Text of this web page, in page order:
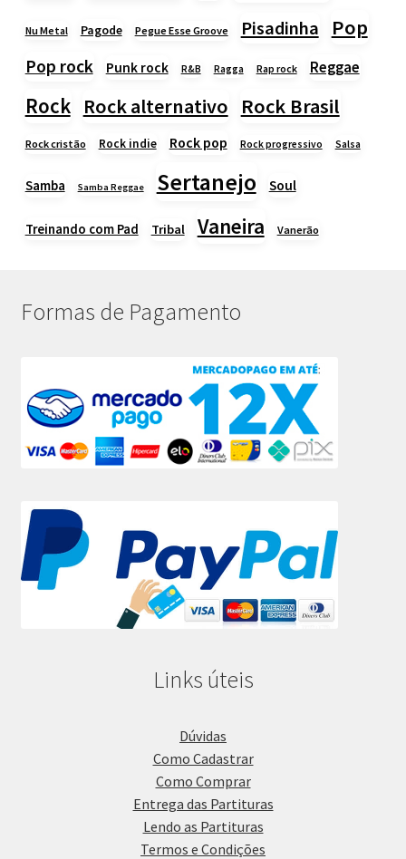
Nu Metal Pagode Pegue Esse Groove Pisadinha Pop
Pop rock Punk rock R&B Ragga Rap rock Reggae
Rock Rock alternativo Rock Brasil
Rock cristão Rock indie Rock pop Rock progressivo Salsa
Samba Samba Reggae Sertanejo Soul
Treinando com Pad Tribal Vaneira Vanerão
Formas de Pagamento
Links úteis
Dúvidas
Como Cadastrar
Como Comprar
Entrega das Partituras
Lendo as Partituras
Termos e Condições